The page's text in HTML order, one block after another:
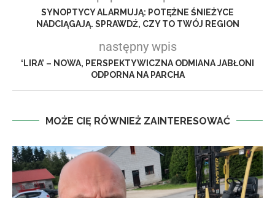
SYNOPTYCY ALARMUJĄ: POTĘŻNE ŚNIEŻYCE
NADCIĄGAJĄ. SPRAWDŹ, CZY TO TWÓJ REGION
następny wpis
‘LIRA’ – NOWA, PERSPEKTYWICZNA ODMIANA JABŁONI
ODPORNA NA PARCHA
MOŻE CIĘ RÓWNIEŻ ZAINTERESOWAĆ